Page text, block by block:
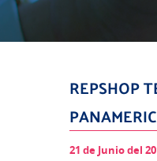
REPSHOP
21 de Junio del